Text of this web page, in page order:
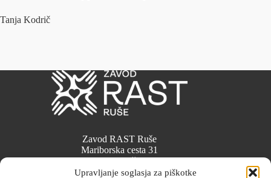
Upravljanje soglasja za piškotke
Tanja Kodrič
Zavod RAST Ruše
Mariborska cesta 31
2342 Ruše
info@zavod-rast.si